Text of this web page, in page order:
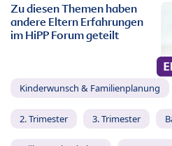
Zu diesen Themen haben
andere Eltern Erfahrungen
im HiPP Forum geteilt
Kinderwunsch & Familienplanung
2. Trimester 3. Trimester